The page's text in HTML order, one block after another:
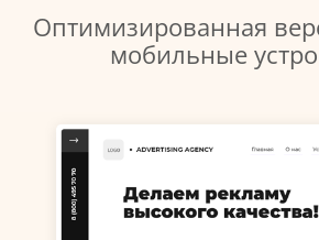
Оптимизированная
мобильные